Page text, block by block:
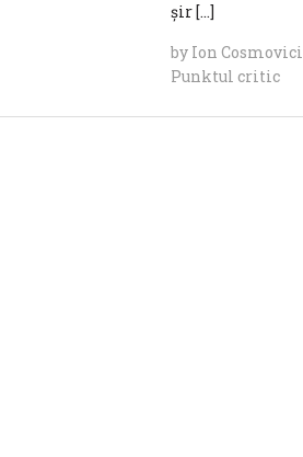
șir […]
by Ion Cosmovici
Punktul critic